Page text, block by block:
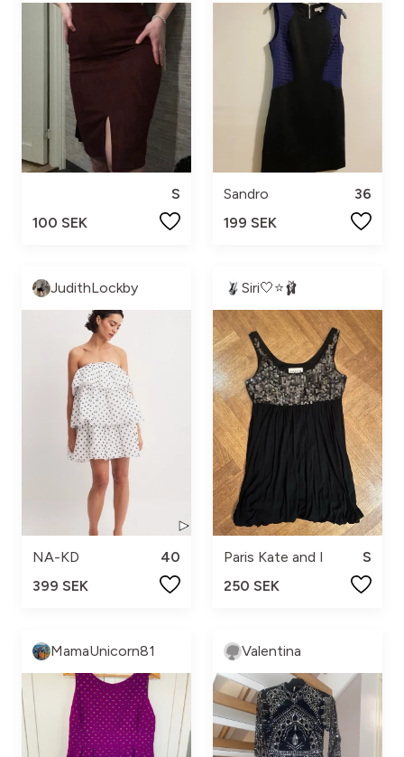
S
100 SEK
Sandro
36
199 SEK
JudithLockby
NA-KD
40
399 SEK
Siri🤍⭐️🩰
Paris Kate and I
S
250 SEK
MamaUnicorn81 Valentina